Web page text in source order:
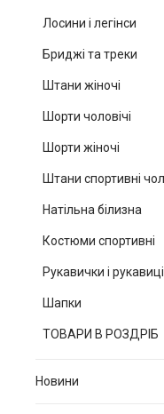
Лосини і легінси
Бриджі та треки
Штани жіночі
Шорти чоловічі
Шорти жіночі
Штани спортивні
Натільна білизна
Костюми спортивні
Рукавички і рукавиці
Шапки
ТОВАРИ В РОЗДРІБ
Новини